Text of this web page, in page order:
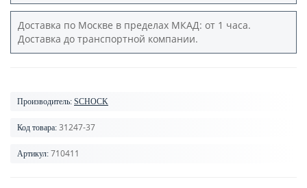
Доставка по Москве в пределах МКАД: от 1 часа.
Доставка до транспортной компании.
Производитель: SCHOCK
Код товара: 31247-37
Артикул: 710411